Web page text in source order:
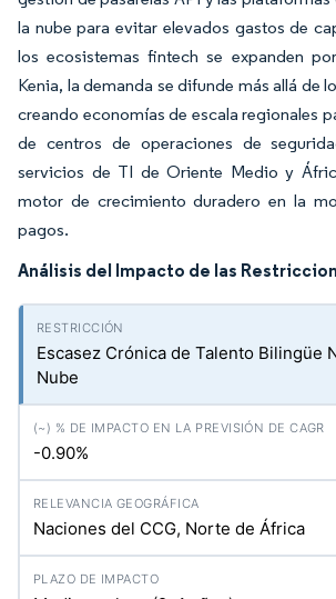
la nube para evitar elevados gastos de
los ecosistemas fintech se expanden
Kenia, la demanda se difunde más allá de
creando economías de escala regionales
de centros de operaciones de
servicios de TI de Oriente Medio y
motor de crecimiento duradero en la
pagos.
Análisis del Impacto de las
Escasez Crónica de Talento Bilingüe
Nube
-0.90%
Naciones del CCG, Norte de África